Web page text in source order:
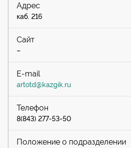
каб. 216
–
artotd@kazgik.ru
8(843) 277-53-50